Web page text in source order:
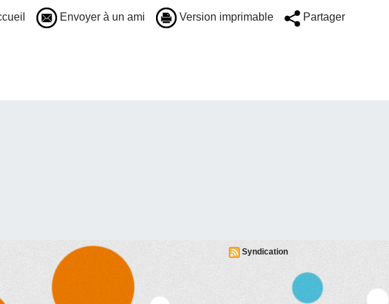
Envoyer à un ami Version imprimable Partager
Syndication